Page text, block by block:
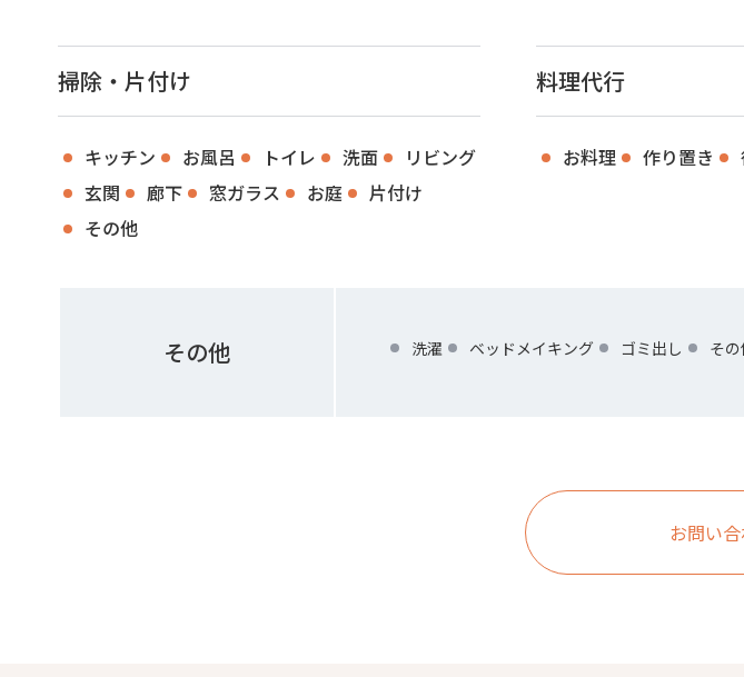
掃除・片付け
キッチン お風呂 トイレ 洗面
リビング
玄関
廊下 窓ガラス お庭
片付け
その他
料理代行
お料理 作り置き
その他 洗濯 ベッドメイキング ゴミ出し そ
お問い